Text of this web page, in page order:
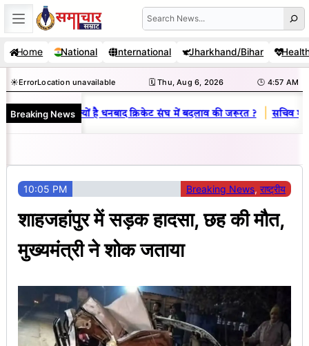
Skip
to
content
Search
Home National International Jharkhand/Bihar
☀️ErrorLocation unavailable 🗓️ Thu, Aug 6, 2026 🕒 4:57 AM
Breaking News
राज : जानें क्यों है धनबाद क्रिकेट संघ में बदलाव की जरूरत ? | सचिव
10:05 PM Breaking News, राष्ट्रीय
शाहजहांपुर में सड़क हादसा, छह की मौत,
मुख्यमंत्री ने शोक जताया